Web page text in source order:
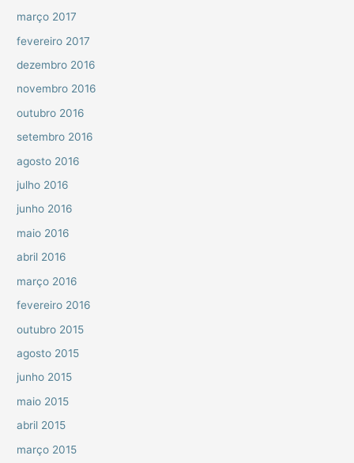
março 2017
fevereiro 2017
dezembro 2016
novembro 2016
outubro 2016
setembro 2016
agosto 2016
julho 2016
junho 2016
maio 2016
abril 2016
março 2016
fevereiro 2016
outubro 2015
agosto 2015
junho 2015
maio 2015
abril 2015
março 2015